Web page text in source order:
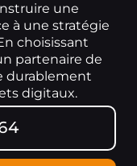
une
à une stratégie
choisissant
partenaire de
durablement
digitaux.